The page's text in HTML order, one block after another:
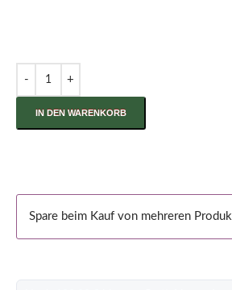
IN DEN WARENKORB
Spare beim Kauf von mehreren